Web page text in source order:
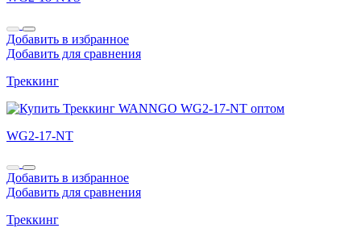
Добавить в избранное
Добавить для сравнения
Треккинг
WG2-17-NT
Добавить в избранное
Добавить для сравнения
Треккинг